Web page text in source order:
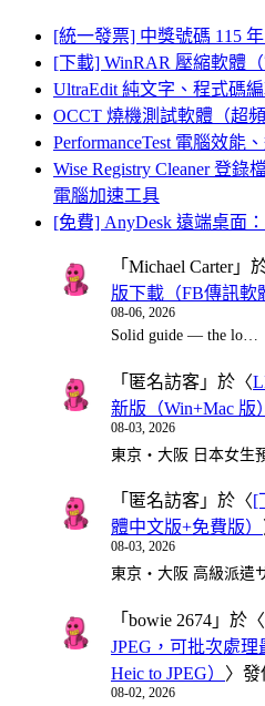
[統一發票] 中獎號碼 115 年
[下載] WinRAR 壓縮軟體
UltraEdit 純文字、程式碼
OCCT 燒機測試軟體（超
PerformanceTest 電腦效能
Wise Registry Cleaner 登
電腦加速工具
[免費] AnyDesk 遠端桌面
「 Michael Carter」
版下載（FB傳訊軟
08-06, 2026
Solid guide — the lo…
「 匿名訪客 」於〈
新版（Win+Mac 版）
08-03, 2026
東京・大阪 日本女生
「 匿名訪客 」於〈[
體中文版+免費版）
08-03, 2026
東京・大阪 高級派遣
「 bowie 2674 」於〈
JPEG，可批次處理
Heic to JPEG） 〉發
08-02, 2026